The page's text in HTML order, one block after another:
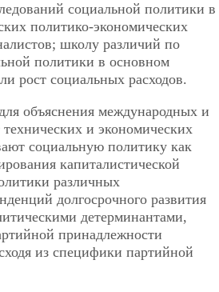
социальной политики в
политико-экономических
школу различий по
политики в основном
рост социальных расходов.
объяснения международных и
и экономических
социальную политику как
капиталистической
различных
долгосрочного развития
детерминантами,
принадлежности
из специфики партийной